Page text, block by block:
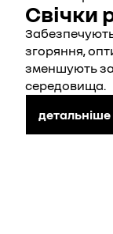
Свічки
згоряння,
зменшують
середовища.
детальніше